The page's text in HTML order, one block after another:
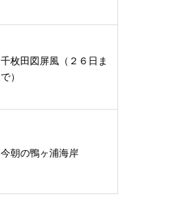
千枚田図屏風（２６日ま
で）
今朝の鴨ヶ浦海岸